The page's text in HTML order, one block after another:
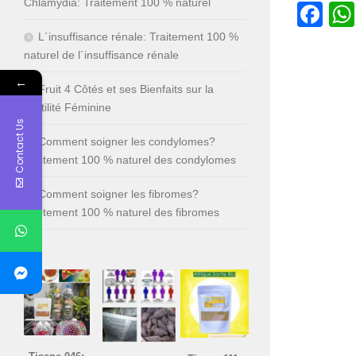
L´insuffisance rénale: Traitement 100 %
naturel de l´insuffisance rénale
Fruit 4 Côtés et ses Bienfaits sur la
Fertilité Féminine
Comment soigner les condylomes?
Traitement 100 % naturel des condylomes
Comment soigner les fibromes?
Traitement 100 % naturel des fibromes
←
Contact Us